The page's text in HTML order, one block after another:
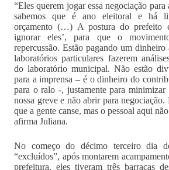
“Eles querem jogar essa negociação
sabemos que é ano eleitoral e há
orçamento (…) A postura do prefeito
ignorar eles’, para que o
repercussão. Estão pagando um dinheiro
laboratórios particulares fazerem
do laboratório municipal. Não estão
para a imprensa – é o dinheiro do
para o ralo -, justamente para minimizar
nossa greve e não abrir para negociação.
que a gente canse, mas o pessoal aqui
afirma Juliana.
No começo do décimo terceiro dia
“excluídos”, após montarem
prefeitura, eles tiveram três barracas